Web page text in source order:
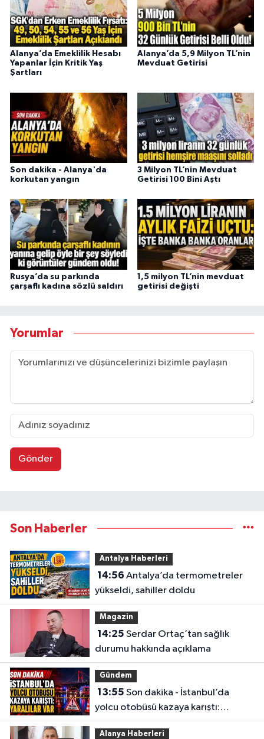
Alanya’da Emeklilik Hesabı
Yapanlar İçin Kritik Yaş
Şartları
Alanya’da 5,9 Milyon TL’nin
Mevduat Getirisi
Son dakika - Alanya'da
korkutan yangın
3 Milyon TL’nin Mevduat
Getirisi 100 Bini Aştı
Rusya’da su parkında
çarşaflı kadına sözlü saldırı
1,5 milyon TL’nin mevduat
getirisi değişti
Yorumlar
Gönder
Son Haberler
Antalya Haberleri
14:56
yükseldi, sahiller doldu
Magazin
14:25
durumu hakkında açıklama
Gündem
13:55
yolcu otobüsü kazaya karıştı:
Yaralılar var
Alanya Haberleri